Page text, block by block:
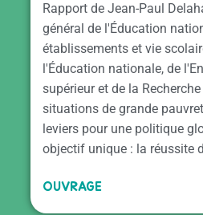
Rapport de Jean-Paul
général de l'Éducation
établissements et vie
l'Éducation nationale, de
supérieur et de la
situations de grande
leviers pour une politique
objectif unique : la réussite
OUVRAGE